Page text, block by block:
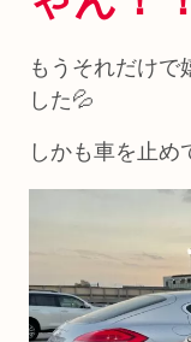
もうそれだけで
した💦
しかも車を止め